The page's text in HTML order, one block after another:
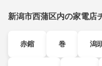
新潟市西蒲区内の家電店
赤鏥 巻 潟